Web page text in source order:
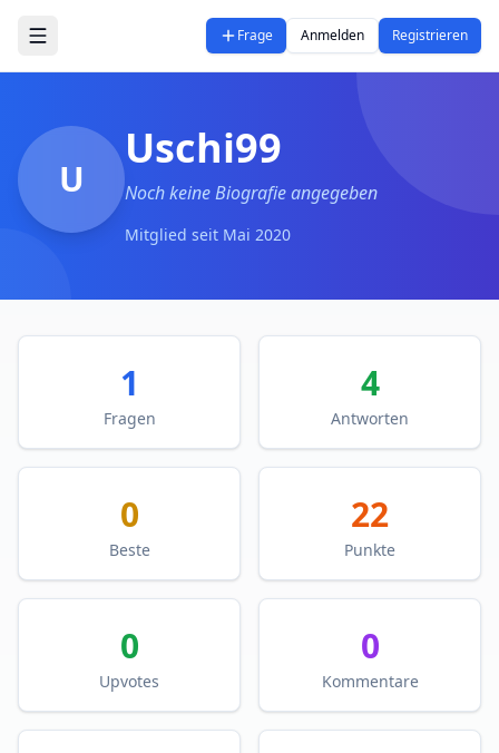
Zum Hauptinhalt springen
Frage Anmelden Registrieren
U
Uschi99
Noch keine Biografie angegeben
Mitglied seit Mai 2020
1
Fragen
4
Antworten
0
Beste
22
Punkte
0
Upvotes
0
Kommentare